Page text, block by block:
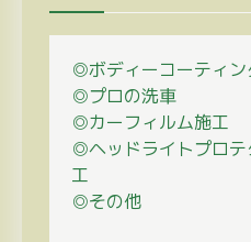
◎ボディーコーティン
◎プロの洗車
◎カーフィルム施工
◎ヘッドライトプロ
工
◎その他